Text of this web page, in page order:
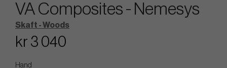
VA Composites - Nemesys
Skaft - Woods
kr 3 040
Hand